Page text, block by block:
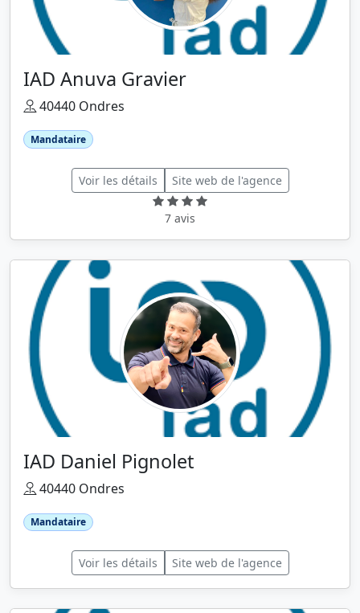
IAD Anuva Gravier
40440 Ondres
Mandataire
Voir les détails Site web de l'agence
7 avis
IAD Daniel Pignolet
40440 Ondres
Mandataire
Voir les détails Site web de l'agence